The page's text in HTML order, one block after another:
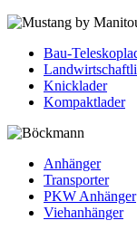
Bau-
Knicklader
Kompaktlader
Anhänger
Transporter
PKW Anhänger
Viehanhänger